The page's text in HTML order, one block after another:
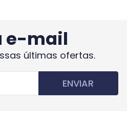
e-mail
últimas ofertas.
ENVIAR